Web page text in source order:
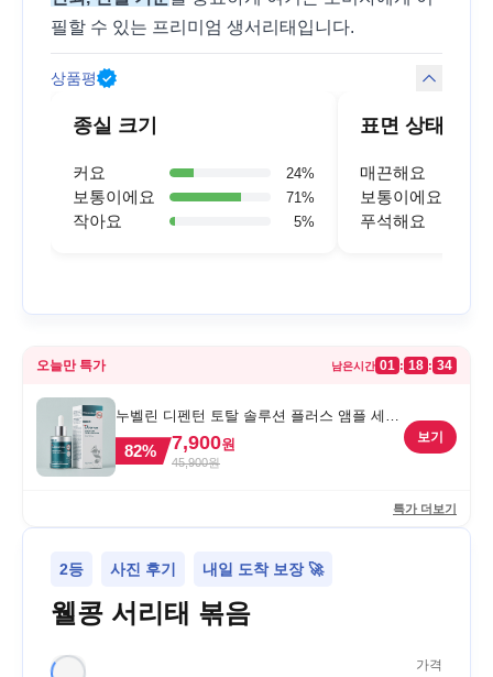
필할 수 있는 프리미엄 생서리태입니다.
상품평
종실 크기
커요 24%
보통이에요 71%
작아요 5%
표면 상태
매끈해요
보통이에요
푸석해요
오늘만 특가 남은시간 01 : 18 : 34
누벨린 디펜턴 토탈 솔루션 플러스 앰플 세럼,
30ml, 1개
82% 7,900원
45,900원
보기
특가 더보기
2등 사진 후기 내일 도착 보장 🚀
웰콩 서리태 볶음
가격